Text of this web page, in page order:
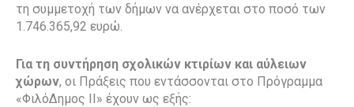
τη συμμετοχή των δήμων να ανέρχεται στο ποσό των
1.746.365,92 ευρώ.
Για τη συντήρηση σχολικών κτιρίων και αύλειων
χώρων, οι Πράξεις που εντάσσονται στο Πρόγραμμα
«ΦιλόΔημος ΙΙ» έχουν ως εξής: